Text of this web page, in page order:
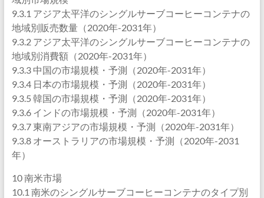
9.3.1 アジア太平洋のシングルサーブコーヒーコンテナの
地域別販売数量（2020年-2031年）
9.3.2 アジア太平洋のシングルサーブコーヒーコンテナの
地域別消費額（2020年-2031年）
9.3.3 中国の市場規模・予測（2020年-2031年）
9.3.4 日本の市場規模・予測（2020年-2031年）
9.3.5 韓国の市場規模・予測（2020年-2031年）
9.3.6 インドの市場規模・予測（2020年-2031年）
9.3.7 東南アジアの市場規模・予測（2020年-2031年）
9.3.8 オーストラリアの市場規模・予測（2020年-2031
年）
10 南米市場
10.1 南米のシングルサーブコーヒーコンテナのタイプ別